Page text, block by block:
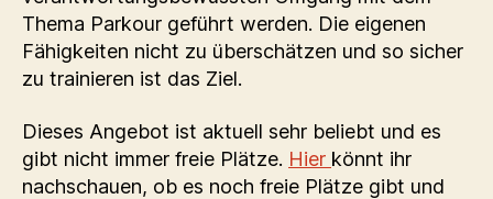
Thema Parkour geführt werden. Die eigenen
Fähigkeiten nicht zu überschätzen und so sicher
zu trainieren ist das Ziel.
Dieses Angebot ist aktuell sehr beliebt und es
gibt nicht immer freie Plätze. Hier könnt ihr
nachschauen, ob es noch freie Plätze gibt und